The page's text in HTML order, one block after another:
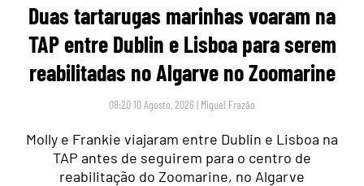
Duas tartarugas marinhas voaram na
TAP entre Dublin e Lisboa para serem
reabilitadas no Algarve no Zoomarine
08:20 10 Agosto, 2026 | Miguel Frazão
Molly e Frankie viajaram entre Dublin e Lisboa na
TAP antes de seguirem para o centro de
reabilitação do Zoomarine, no Algarve